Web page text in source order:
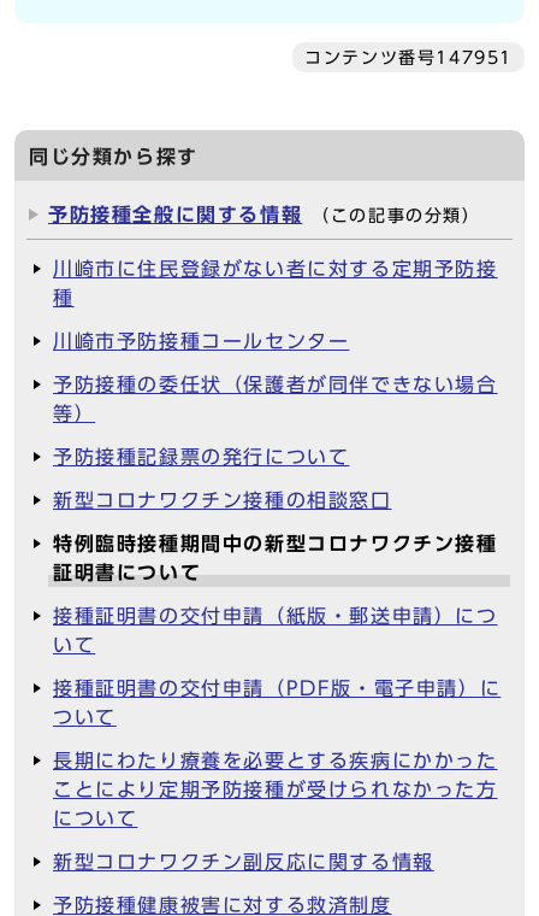
コンテンツ番号147951
同じ分類から探す
予防接種全般に関する情報 （この記事の分類）
川崎市に住民登録がない者に対する定期予防接
種
川崎市予防接種コールセンター
予防接種の委任状（保護者が同伴できない場合
等）
予防接種記録票の発行について
新型コロナワクチン接種の相談窓口
特例臨時接種期間中の新型コロナワクチン接種
証明書について
接種証明書の交付申請（紙版・郵送申請）につ
いて
接種証明書の交付申請（PDF版・電子申請）に
ついて
長期にわたり療養を必要とする疾病にかかった
ことにより定期予防接種が受けられなかった方
について
新型コロナワクチン副反応に関する情報
予防接種健康被害に対する救済制度